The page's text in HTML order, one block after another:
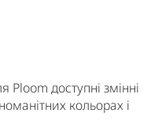
Ploom доступні змінні
кольорах і